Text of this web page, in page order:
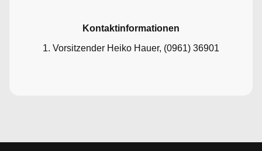
Kontaktinformationen
1. Vorsitzender Heiko Hauer, (0961) 36901